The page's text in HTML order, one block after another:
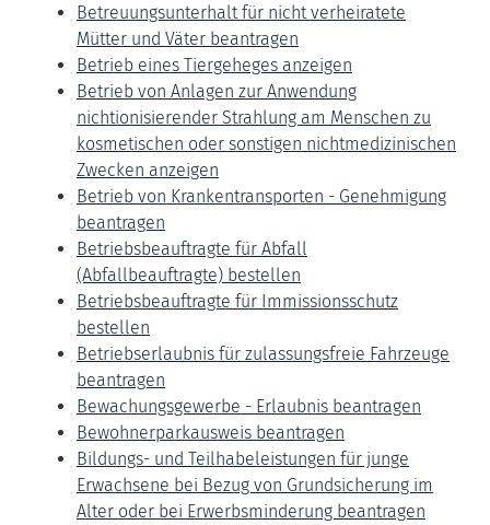
Betreuungsunterhalt für nicht verheiratete
Mütter und Väter beantragen
Betrieb eines Tiergeheges anzeigen
Betrieb von Anlagen zur Anwendung
nichtionisierender Strahlung am Menschen zu
kosmetischen oder sonstigen nichtmedizinischen
Zwecken anzeigen
Betrieb von Krankentransporten - Genehmigung
beantragen
Betriebsbeauftragte für Abfall
(Abfallbeauftragte) bestellen
Betriebsbeauftragte für Immissionsschutz
bestellen
Betriebserlaubnis für zulassungsfreie Fahrzeuge
beantragen
Bewachungsgewerbe - Erlaubnis beantragen
Bewohnerparkausweis beantragen
Bildungs- und Teilhabeleistungen für junge
Erwachsene bei Bezug von Grundsicherung im
Alter oder bei Erwerbsminderung beantragen